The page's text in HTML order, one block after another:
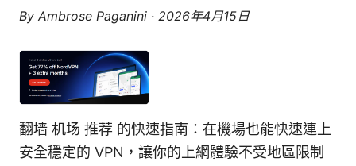
By Ambrose Paganini · 2026年4月15日
翻墙 机场 推荐 的快速指南：在機場也能快速連上
安全穩定的 VPN，讓你的上網體驗不受地區限制